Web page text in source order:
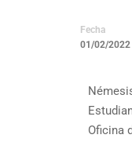
Fecha
01/02/2022
Oficina